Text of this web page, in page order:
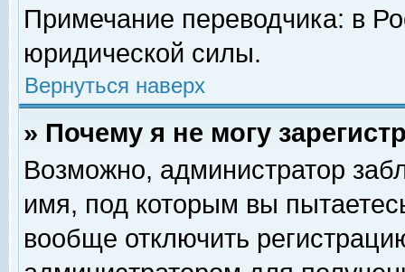
Примечание переводчика: в
юридической силы.
Вернуться наверх
» Почему я не могу
Возможно, администратор
имя, под которым вы
вообще отключить